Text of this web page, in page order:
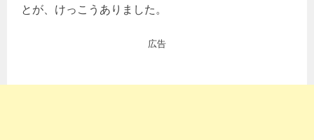
とが、けっこうありました。
広告